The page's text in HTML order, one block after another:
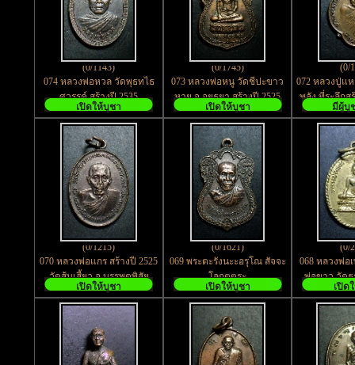
(0/1143)
074 หลวงพ่อหวล วัดพุธทไธ
ศวรรค์ สร้างปี 2535
เปิดให้บูชา
(0/1745)
073 หลวงพ่อหนู วัดชีปะขาว
หาย จ.อยุธยา สร้างปี 2525
เปิดให้บูชา
(0/
072 หลวงปู่แ
พลัง ที่ระลึกส
พลาไช
มีผู้บู
(0/1215)
070 หลวงพ่อแกร สร้างปี 2525
วัดส้มเสี้ยว อ.บรรพตพิสัย
จ.นครสวรรค์
เปิดให้บูชา
(0/1621)
069 พระตะรังนะะอรุโณ สัจจะ
โลกุตตระ
เปิดให้บูชา
(0/
068 หลวงพ่อ
พ่อขาว วัดธ
อ.บรรพตพิสั
เปิด